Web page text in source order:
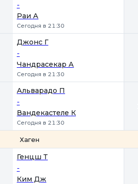
-
Раи А
Сегодня в 21:30
Джонс Г
-
Чандрасекар А
Сегодня в 21:30
Альварадо П
-
Вандекастеле К
Сегодня в 21:30
Хаген
Генцш Т
-
Ким Дж